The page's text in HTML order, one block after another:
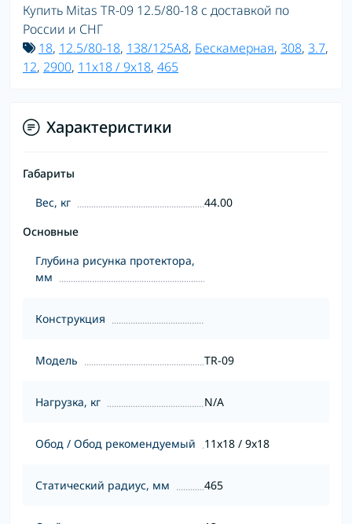
Купить Mitas TR-09 12.5/80-18 с доставкой по
России и СНГ
18, 12.5/80-18, 138/125A8, Бескамерная, 308, 3.7,
12, 2900, 11x18 / 9x18, 465
Характеристики
Габариты
Вес, кг
44.00
Основные
Глубина рисунка протектора,
мм
Конструкция
Модель TR-09
Нагрузка, кг N/A
Обод / Обод рекомендуемый 11x18 / 9x18
Статический радиус, мм 465